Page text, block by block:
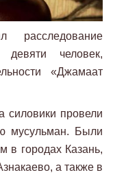
человек,
«Джамаат
силовики провели
мусульман. Были
в городах Казань,
а также в